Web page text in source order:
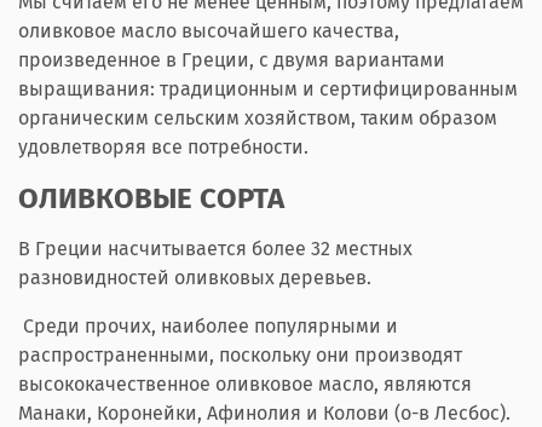
оливковое масло высочайшего качества,
произведенное в Греции, с двумя вариантами
выращивания: традиционным и сертифицированным
органическим сельским хозяйством, таким образом
удовлетворяя все потребности.
ОЛИВКОВЫЕ СОРТА
В Греции насчитывается более 32 местных
разновидностей оливковых деревьев.
Среди прочих, наиболее популярными и
распространенными, поскольку они производят
высококачественное оливковое масло, являются
Манаки, Коронейки, Афинолия и Колови (о-в Лесбос).